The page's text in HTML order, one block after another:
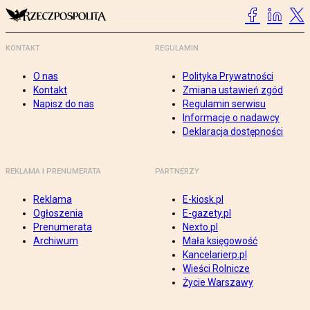
KONTAKT
O nas
Kontakt
Napisz do nas
REGULAMIN
Polityka Prywatności
Zmiana ustawień zgód
Regulamin serwisu
Informacje o nadawcy
Deklaracja dostępności
REKLAMA I PRENUMERATA
Reklama
Ogłoszenia
Prenumerata
Archiwum
PARTNERZY
E-kiosk.pl
E-gazety.pl
Nexto.pl
Mała księgowość
Kancelarierp.pl
Wieści Rolnicze
Życie Warszawy